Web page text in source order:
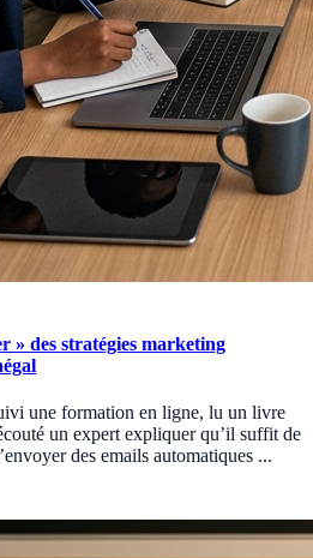
» des stratégies marketing
une formation en ligne, lu un livre
un expert expliquer qu’il suffit de
des emails automatiques ...